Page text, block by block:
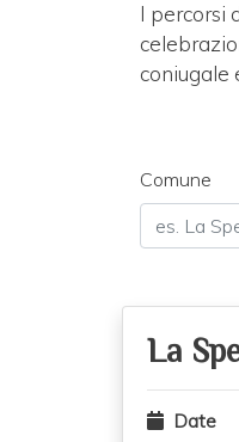
I percorsi
coniugale
Comune
La
Date